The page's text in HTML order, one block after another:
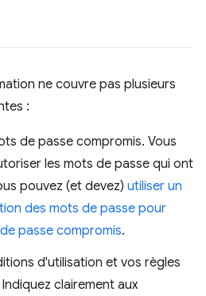
ne couvre pas plusieurs
:
de passe compromis. Vous
les mots de passe qui ont
pouvez (et devez) utiliser un
des mots de passe pour
passe compromis.
d'utilisation et vos règles
clairement aux